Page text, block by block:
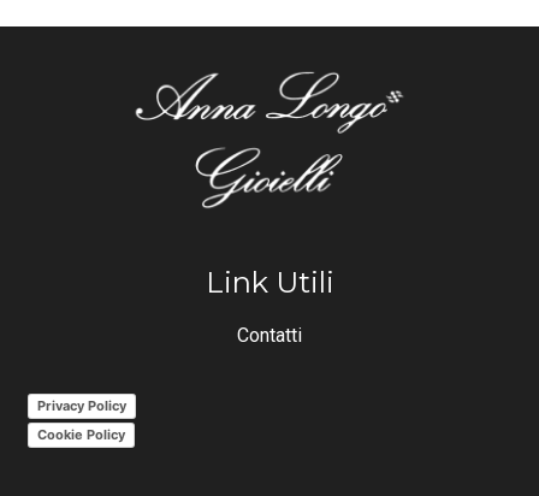
Link Utili
Contatti
Privacy Policy
Cookie Policy